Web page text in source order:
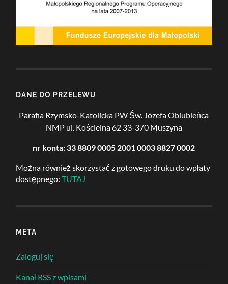
DANE DO PRZELEWU
Parafia Rzymsko-Katolicka PW Św. Józefa Oblubieńca
NMP ul. Kościelna 62 33-370 Muszyna
nr konta: 33 8809 0005 2001 0003 8827 0002
Można również skorzystać z gotowego druku do wpłaty
dostępnego: TUTAJ
META
Zaloguj się
Kanał RSSz wpisami